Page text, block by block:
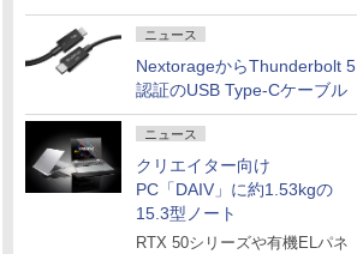
ニュース
NextorageからThunderbolt 5
認証のUSB Type-Cケーブル
ニュース
クリエイター向け
PC「DAIV」に約1.53kgの
15.3型ノート
RTX 50シリーズや有機ELパネ